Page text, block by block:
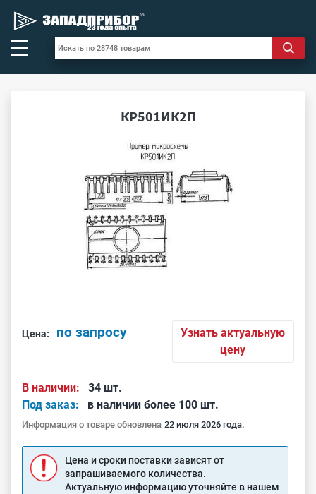
КР501ИК2П
Цена: по запросу
Узнать актуальную
цену
В наличии:
34 шт.
Под заказ:
в наличии более 100 шт.
Информация о товаре обновлена 22 июля 2026 года.
Цена и сроки поставки зависят от
запрашиваемого количества.
Актуальную информацию уточняйте в нашем